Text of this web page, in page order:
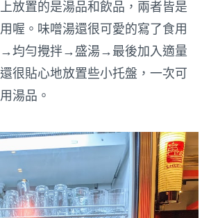
放置的是湯品和飲品，兩者皆是
喔。味噌湯還很可愛的寫了食用
→均勻攪拌→盛湯→最後加入適量
很貼心地放置些小托盤，一次可
湯品。